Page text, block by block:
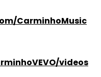
CarminhoMusic
videos